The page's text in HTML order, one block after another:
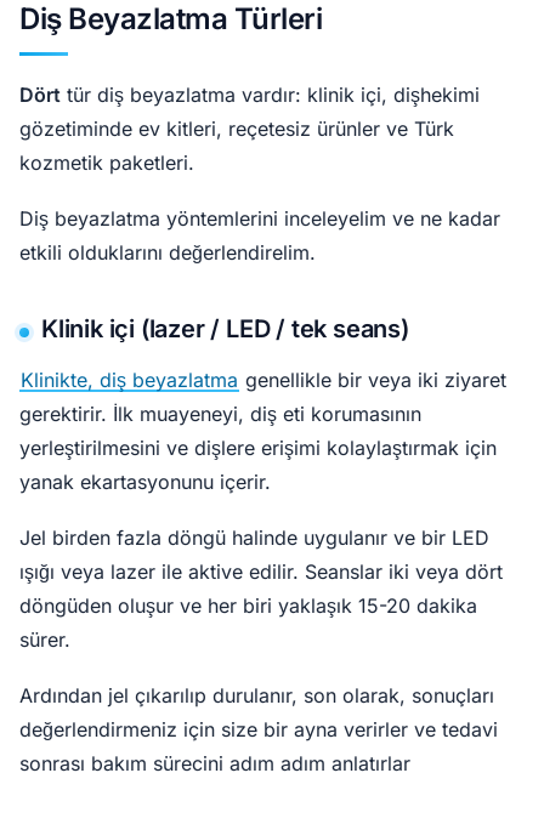
Diş Beyazlatma Türleri
Dört tür diş beyazlatma vardır: klinik içi, dişhekimi
gözetiminde ev kitleri, reçetesiz ürünler ve Türk
kozmetik paketleri.
Diş beyazlatma yöntemlerini inceleyelim ve ne kadar
etkili olduklarını değerlendirelim.
Klinik içi (lazer / LED / tek seans)
Klinikte, diş beyazlatma genellikle bir veya iki ziyaret
gerektirir. İlk muayeneyi, diş eti korumasının
yerleştirilmesini ve dişlere erişimi kolaylaştırmak için
yanak ekartasyonunu içerir.
Jel birden fazla döngü halinde uygulanır ve bir LED
ışığı veya lazer ile aktive edilir. Seanslar iki veya dört
döngüden oluşur ve her biri yaklaşık 15-20 dakika
sürer.
Ardından jel çıkarılıp durulanır, son olarak, sonuçları
değerlendirmeniz için size bir ayna verirler ve tedavi
sonrası bakım sürecini adım adım anlatırlar